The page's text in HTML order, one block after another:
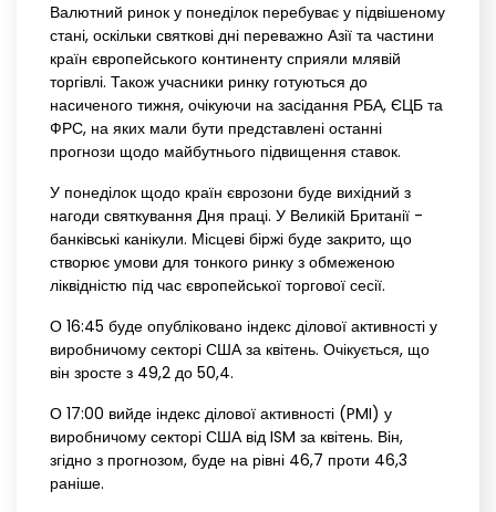
Валютний ринок у понеділок перебуває у підвішеному
стані, оскільки святкові дні переважно Азії та частини
країн європейського континенту сприяли млявій
торгівлі. Також учасники ринку готуються до
насиченого тижня, очікуючи на засідання РБА, ЄЦБ та
ФРС, на яких мали бути представлені останні
прогнози щодо майбутнього підвищення ставок.
У понеділок щодо країн єврозони буде вихідний з
нагоди святкування Дня праці. У Великій Британії -
банківські канікули. Місцеві біржі буде закрито, що
створює умови для тонкого ринку з обмеженою
ліквідністю під час європейської торгової сесії.
О 16:45 буде опубліковано індекс ділової активності у
виробничому секторі США за квітень. Очікується, що
він зросте з 49,2 до 50,4.
О 17:00 вийде індекс ділової активності (PMI) у
виробничому секторі США від ISM за квітень. Він,
згідно з прогнозом, буде на рівні 46,7 проти 46,3
раніше.